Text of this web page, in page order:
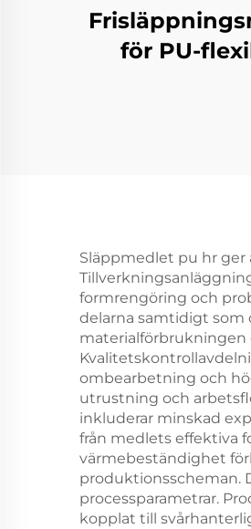
för PU-
Släppmedlet pu hr ger
formrengöring och
delarna samtidigt som
materialförbrukningen
ombearbetning och
utrustning och
inkluderar minskad
från medlets effektiva
värmebeständighet
produktionsscheman.
processparametrar.
kopplat till